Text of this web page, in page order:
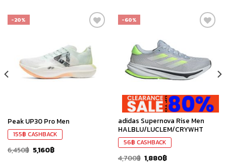
-20%
สินค้า
ที่ชอบ
Peak UP30 Pro Men
155฿ CASHBACK
6,450฿ 5,160฿
-60%
สินค้า
ที่ชอบ
adidas Supernova Rise Men
HALBLU/LUCLEM/CRYWHT
56฿ CASHBACK
4,700฿ 1,880฿